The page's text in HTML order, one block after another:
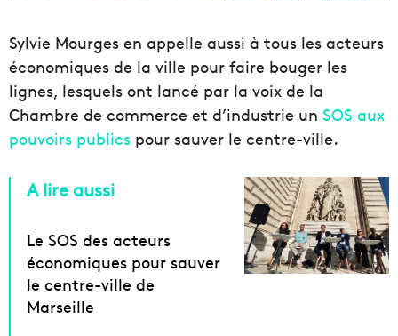
Sylvie Mourges en appelle aussi à tous les acteurs
économiques de la ville pour faire bouger les
lignes, lesquels ont lancé par la voix de la
Chambre de commerce et d’industrie un SOS aux
pouvoirs publics pour sauver le centre-ville.
A lire aussi
Le SOS des acteurs
économiques pour sauver
le centre-ville de
Marseille